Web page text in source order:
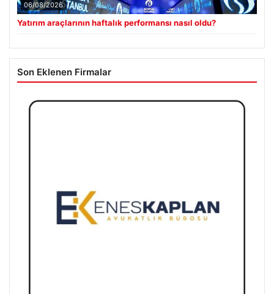
06/08/2026
Yatırım araçlarının haftalık performansı nasıl oldu?
Son Eklenen Firmalar